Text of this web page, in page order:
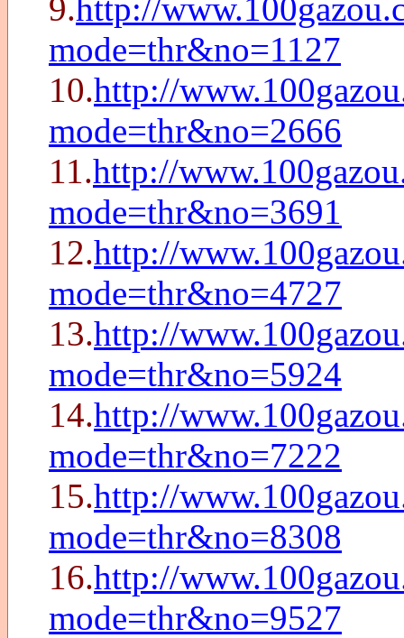
9.http://
mode=thr&no=1127
10.http://
mode=thr&no=2666
11.http://
mode=thr&no=3691
12.http://
mode=thr&no=4727
13.http://
mode=thr&no=5924
14.http://
mode=thr&no=7222
15.http://
mode=thr&no=8308
16.http://
mode=thr&no=9527